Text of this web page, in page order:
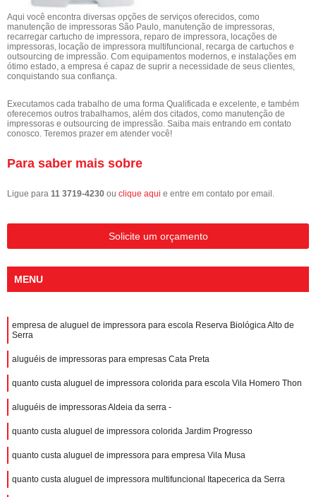
Aqui você encontra diversas opções de serviços oferecidos, como
manutenção de impressoras São Paulo, manutenção de impressoras,
recarregar cartucho de impressora, reparo de impressora, locações de
impressoras, locação de impressora multifuncional, recarga de cartuchos e
outsourcing de impressão. Com equipamentos modernos, e instalações em
ótimo estado, a empresa é capaz de suprir a necessidade de seus clientes,
conquistando sua confiança.
Executamos cada trabalho de uma forma Qualificada e excelente, e também
oferecemos outros trabalhamos, além dos citados, como manutenção de
impressoras e outsourcing de impressão. Saiba mais entrando em contato
conosco. Teremos prazer em atender você!
Para saber mais sobre
Ligue para 11 3719-4230 ou clique aqui e entre em contato por email.
Solicite um orçamento
MENU
empresa de aluguel de impressora para escola Reserva Biológica Alto de
Serra
aluguéis de impressoras para empresas Cata Preta
quanto custa aluguel de impressora colorida para escola Vila Homero Thon
aluguéis de impressoras Aldeia da serra -
quanto custa aluguel de impressora colorida Jardim Progresso
quanto custa aluguel de impressora para empresa Vila Musa
quanto custa aluguel de impressora multifuncional Itapecerica da Serra